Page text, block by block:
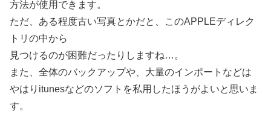
方法が使用できます。
ただ、ある程度古い写真とかだと、このAPPLEディレク
トリの中から
見つけるのが困難だったりしますね…。
また、全体のバックアップや、大量のインポートなどは
やはりitunesなどのソフトを私用したほうがよいと思いま
す。